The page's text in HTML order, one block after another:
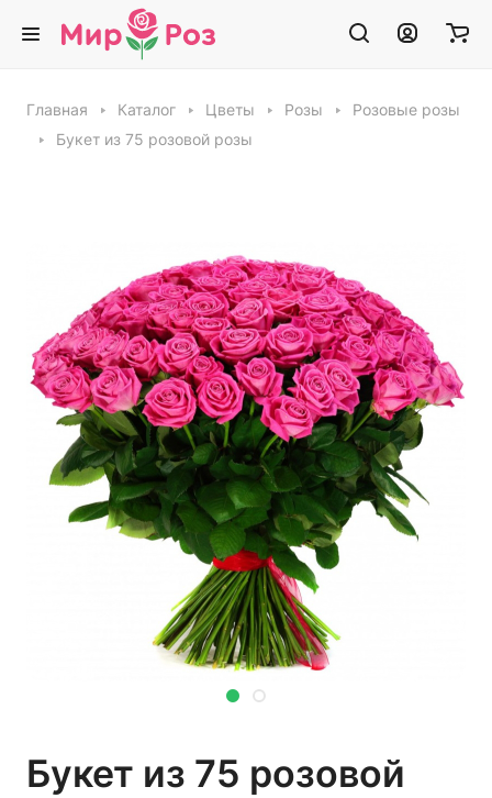
Главная Каталог Цветы Розы
Розовые розы
Букет из 75 розовой розы
Букет из 75 розовой